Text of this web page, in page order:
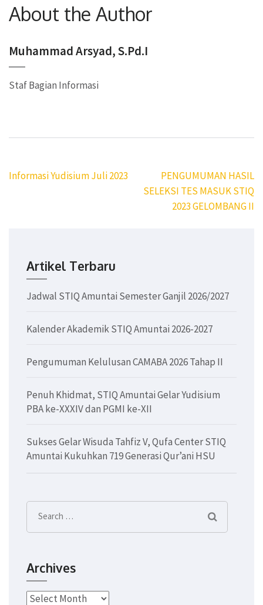
About the Author
Muhammad Arsyad, S.Pd.I
Staf Bagian Informasi
Post
Informasi Yudisium Juli 2023
PENGUMUMAN HASIL
SELEKSI TES MASUK STIQ
2023 GELOMBANG II
Artikel Terbaru
Jadwal STIQ Amuntai Semester Ganjil 2026/2027
Kalender Akademik STIQ Amuntai 2026-2027
Pengumuman Kelulusan CAMABA 2026 Tahap II
Penuh Khidmat, STIQ Amuntai Gelar Yudisium
PBA ke-XXXIV dan PGMI ke-XII
Sukses Gelar Wisuda Tahfiz V, Qufa Center STIQ
Amuntai Kukuhkan 719 Generasi Qur’ani HSU
Search
for:
Archives
Archives